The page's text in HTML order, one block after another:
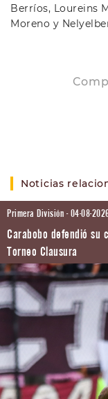
Berríos, Loureins
Moreno y
Noticias
Primera División - 04-08-
Carabobo defendió su
Torneo Clausura